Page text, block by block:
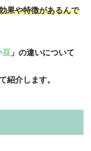
果や特徴があるんで
豆 」の違いについて
紹介します。